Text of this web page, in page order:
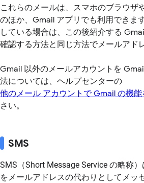
これらのメールは、スマホのブラウザ
のほか、Gmail アプリでも利用できま
している場合は、この後紹介する
確認する方法と同じ方法でメールアド
Gmail 以外のメールアカウントを
法については、ヘルプセンターの
他のメール アカウントで Gmail の機能
さい。
SMS
SMS（Short Message Service の略称
をメールアドレスの代わりとしてメッ